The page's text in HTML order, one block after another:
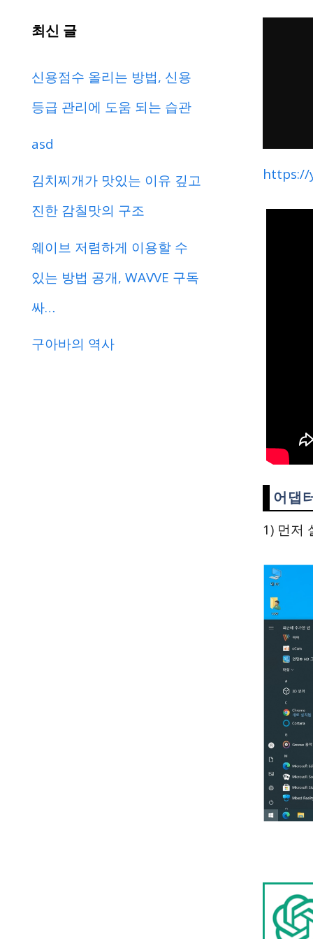
https://
어댑
1) 먼저
최신 글
신용점수 올리는 방법, 신용
등급 관리에 도움 되는 습관
asd
김치찌개가 맛있는 이유 깊고
진한 감칠맛의 구조
웨이브 저렴하게 이용할 수
있는 방법 공개, WAVVE 구독
싸…
구아바의 역사